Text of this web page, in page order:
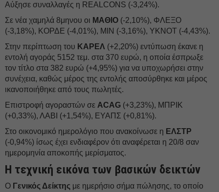
Αύξησε συναλλαγές η REALCONS (-3,24%).
Σε νέα χαμηλά 8μηνου οι ΜΑΘΙΟ (-2,10%), ΦΛΕΞΟ
(-3,18%), ΚΟΡΔΕ (-4,01%), ΜΙΝ (-3,16%), YKNOT (-4,43%).
Στην περίπτωση του ΚΑΡΕΛ (+2,20%) εντύπωση έκανε η
εντολή αγοράς 5152 τεμ. στα 370 ευρώ, η οποία έσπρωξε
τον τίτλο στα 382 ευρώ (+4,95%) για να υποχωρήσει στην
συνέχεια, καθώς μέρος της εντολής αποσύρθηκε και μέρος
ικανοποιήθηκε από τους πωλητές.
Επιστροφή αγοραστών σε ACAG (+3,23%), ΜΠΡΙΚ
(+0,33%), ΛΑΒΙ (+1,54%), ΕΥΑΠΣ (+0,81%).
Στο οικονομικό ημερολόγιο που ανακοίνωσε η ΕΛΣΤΡ
(-0,94%) ίσως έχει ενδιαφέρον ότι αναφέρεται η 20/8 σαν
ημερομηνία αποκοπής μερίσματος.
Η τεχνική εικόνα των βασικών δεικτών
Ο Γενικός Δείκτης με ημερήσιο σήμα πώλησης, το οποίο